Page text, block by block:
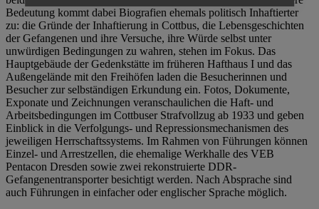
Bedeutung kommt dabei Biografien ehemals politisch Inhaftierter
zu: die Gründe der Inhaftierung in Cottbus, die Lebensgeschichten
der Gefangenen und ihre Versuche, ihre Würde selbst unter
unwürdigen Bedingungen zu wahren, stehen im Fokus. Das
Hauptgebäude der Gedenkstätte im früheren Hafthaus I und das
Außengelände mit den Freihöfen laden die Besucherinnen und
Besucher zur selbständigen Erkundung ein. Fotos, Dokumente,
Exponate und Zeichnungen veranschaulichen die Haft- und
Arbeitsbedingungen im Cottbuser Strafvollzug ab 1933 und geben
Einblick in die Verfolgungs- und Repressionsmechanismen des
jeweiligen Herrschaftssystems. Im Rahmen von Führungen können
Einzel- und Arrestzellen, die ehemalige Werkhalle des VEB
Pentacon Dresden sowie zwei rekonstruierte DDR-
Gefangenentransporter besichtigt werden. Nach Absprache sind
auch Führungen in einfacher oder englischer Sprache möglich.